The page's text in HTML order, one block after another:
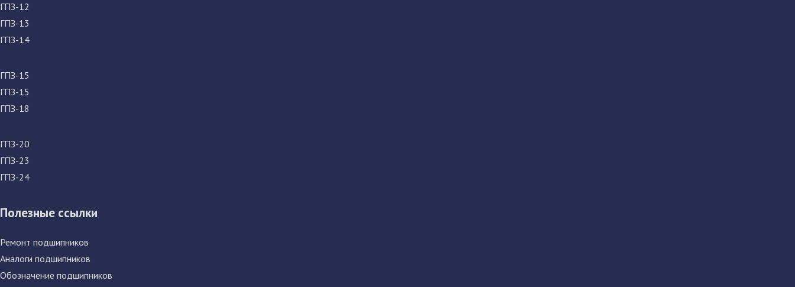
ГПЗ-12
ГПЗ-13
ГПЗ-14
ГПЗ-15
ГПЗ-15
ГПЗ-18
ГПЗ-20
ГПЗ-23
ГПЗ-24
Полезные ссылки
Ремонт подшипников
Аналоги подшипников
Обозначение подшипников